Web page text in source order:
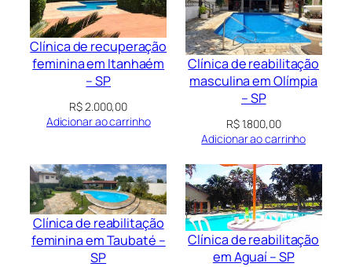
Clínica de recuperação
feminina em Itanhaém
– SP
R$2.000,00
Adicionar ao carrinho
Clínica de reabilitação
masculina em Olímpia
– SP
R$1.800,00
Adicionar ao carrinho
Clínica de reabilitação
feminina em Taubaté –
SP
Clínica de reabilitação
em Aguaí – SP